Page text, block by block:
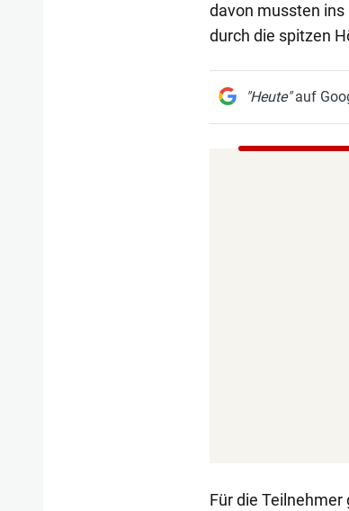
davon mussten ins
durch die spitzen
"Heute"auf
Für die